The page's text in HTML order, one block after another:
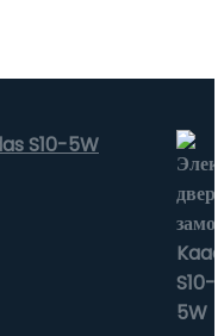
S10-5W